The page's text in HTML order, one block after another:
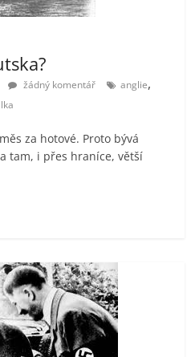
žádný komentář anglie,
za hotové. Proto bývá
tam, i přes hraníce, větší